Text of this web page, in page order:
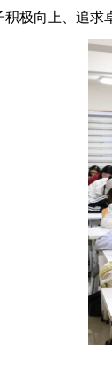
极向上、追求